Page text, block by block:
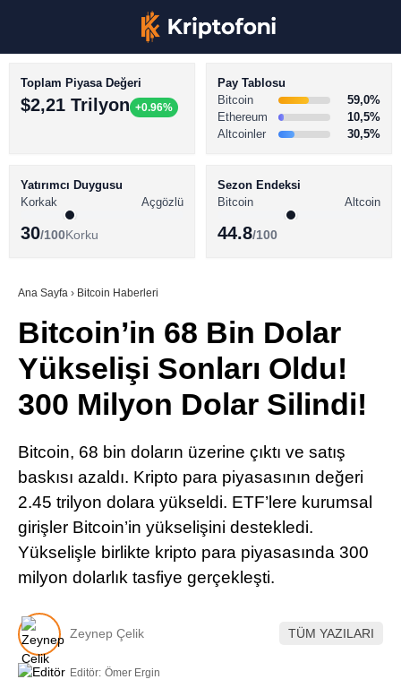
Youtube
TikTok
LinkedIn
Telegram
BİTCOİN HABERLERİ
ALTCOİN HABERLERİ
SÖZLÜK
Toplam Piyasa Değeri
$2,21 Trilyon +0.96%
Pay Tablosu
Bitcoin
59,0%
Ethereum
10,5%
Altcoinler
30,5%
Yatırımcı Duygusu
Korkak
Açgözlü
30/100Korku
Sezon Endeksi
Bitcoin
Altcoin
44.8/100
Ana Sayfa › Bitcoin Haberleri
Bitcoin’in 68 Bin Dolar
Yükselişi Sonları Oldu!
300 Milyon Dolar Silindi!
Bitcoin, 68 bin doların üzerine çıktı ve satış
baskısı azaldı. Kripto para piyasasının değeri
2.45 trilyon dolara yükseldi. ETF’lere kurumsal
girişler Bitcoin’in yükselişini destekledi.
Yükselişle birlikte kripto para piyasasında 300
milyon dolarlık tasfiye gerçekleşti.
Zeynep Çelik TÜM YAZILARI
Editör: Ömer Ergin